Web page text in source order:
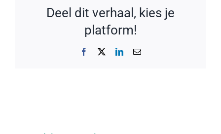
Deel dit verhaal, kies je
platform!
Facebook LinkedIn
E-